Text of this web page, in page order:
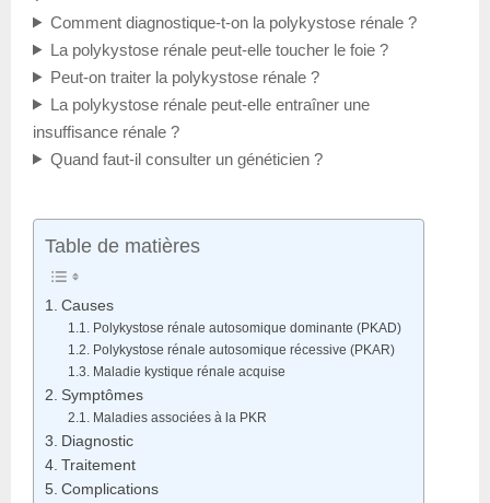
Comment diagnostique-t-on la polykystose rénale ?
La polykystose rénale peut-elle toucher le foie ?
Peut-on traiter la polykystose rénale ?
La polykystose rénale peut-elle entraîner une
insuffisance rénale ?
Quand faut-il consulter un généticien ?
Table de matières
Causes
Polykystose rénale autosomique dominante (PKAD)
Polykystose rénale autosomique récessive (PKAR)
Maladie kystique rénale acquise
Symptômes
Maladies associées à la PKR
Diagnostic
Traitement
Complications